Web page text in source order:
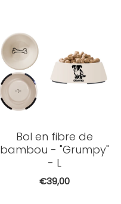
Bol en fibre de
bambou - "Grumpy"
- L
€39,00